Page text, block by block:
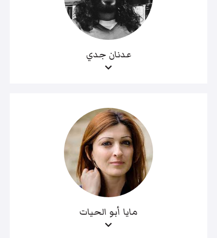
عدنان جدي
مايا أبو الحيات